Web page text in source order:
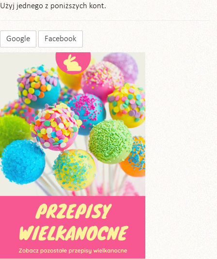
Użyj jednego z poniższych kont.
Google Facebook